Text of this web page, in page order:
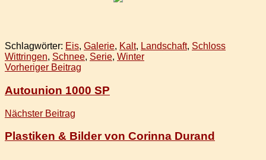
Schlagwörter: Eis, Galerie, Kalt, Landschaft, Schloss
Wittringen, Schnee, Serie, Winter
Beitragsnavigation
Vorheriger Beitrag
Autounion 1000 SP
Nächster Beitrag
Plastiken & Bilder von Corinna Durand